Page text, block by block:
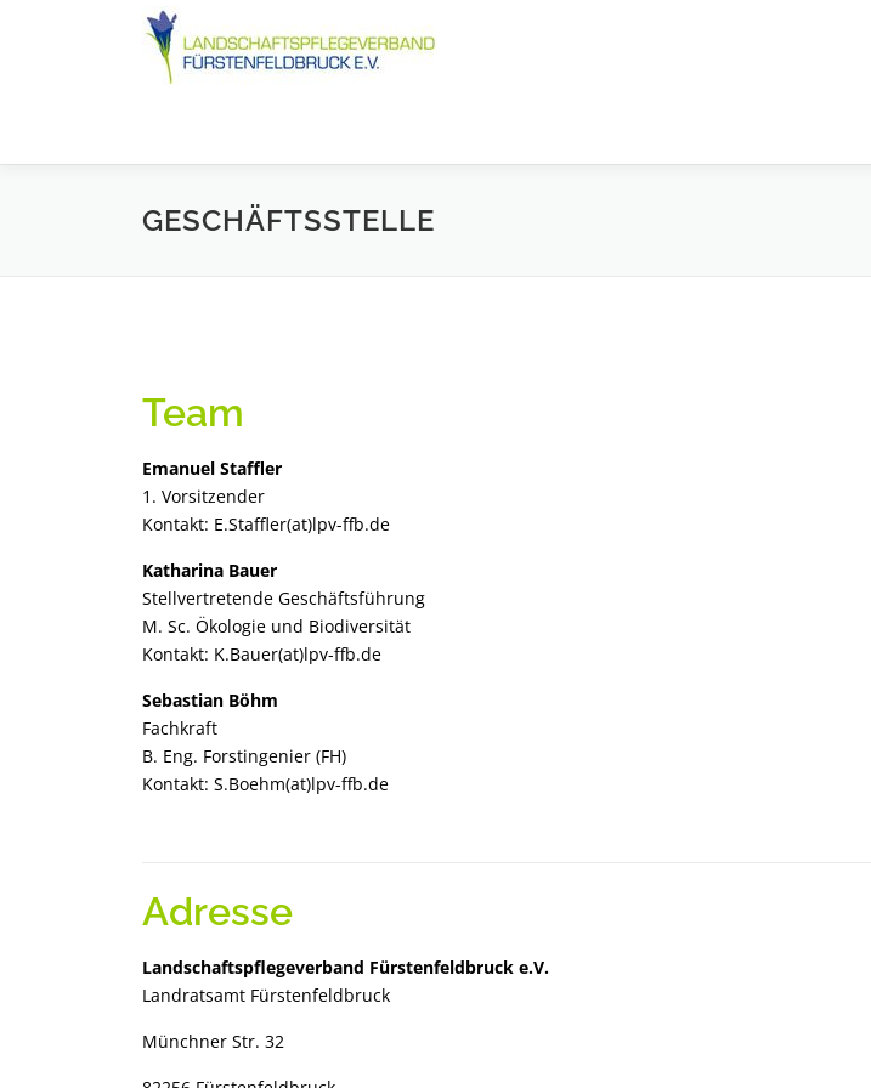
GESCHÄFTSSTELLE
Team
Emanuel Staffler
1. Vorsitzender
Kontakt: E.Staffler(at)lpv-ffb.de
Katharina Bauer
Stellvertretende Geschäftsführung
M. Sc. Ökologie und Biodiversität
Kontakt: K.Bauer(at)lpv-ffb.de
Sebastian Böhm
Fachkraft
B. Eng. Forstingenier (FH)
Kontakt: S.Boehm(at)lpv-ffb.de
Adresse
Landschaftspflegeverband Fürstenfeldbruck e.V.
Landratsamt Fürstenfeldbruck
Münchner Str. 32